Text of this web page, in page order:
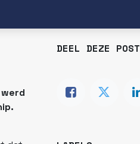
DEEL DEZE POST